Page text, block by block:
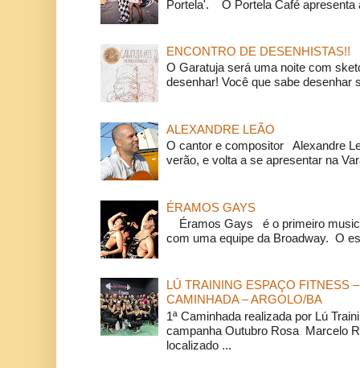
Portela'. O Portela Café apresenta
ENCONTRO DE DESENHISTAS!!
O Garatuja será uma noite com
desenhar! Você que sabe desenhar
ALEXANDRE LEÃO
O cantor e compositor Alexandre
verão, e volta a se apresentar na
ÉRAMOS GAYS
Éramos Gays é o primeiro
com uma equipe da Broadway. O
LÚ TRAINING ESPAÇO FITNESS
CAMINHADA – ARGOLO/BA
1ª Caminhada realizada por Lú
campanha Outubro Rosa Marcelo
localizado ...